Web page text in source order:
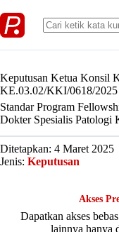
to
content
Keputusan Ketua Konsil
KE.03.02/KKI/0618/2025
Standar Program
Dokter Spesialis Patologi
Ditetapkan: 4 Maret 2025
Jenis: Keputusan
Akses
Dapatkan akses
lainnya hanya